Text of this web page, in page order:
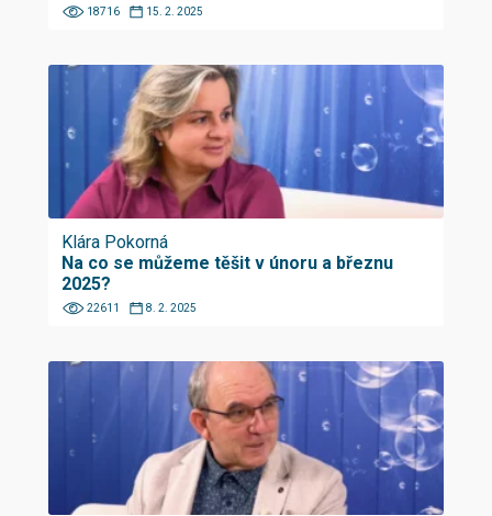
18716 15. 2. 2025
Klára Pokorná
Na co se můžeme těšit v únoru a březnu
2025?
22611 8. 2. 2025